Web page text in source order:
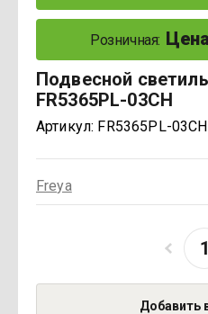
Розничная:
Подвесной
FR5365PL-03CH
Артикул: FR5365PL-03CH
Freya
Добавить